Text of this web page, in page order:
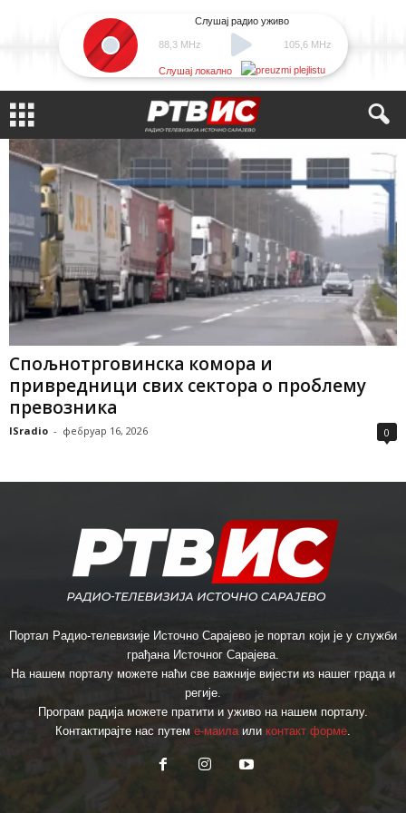
88,3 MHz
Слушај радио уживо
105,6 MHz
Слушај локално
Спољнотрговинска комора и
привредници свих сектора о проблему
превозника
ISradio - фебруар 16, 2026 0
Портал Радио-телевизије Источно Сарајево је портал који је у служби
грађана Источног Сарајева.
На нашем порталу можете наћи све важније вијести из нашег града и
регије.
Програм радија можете пратити и уживо на нашем порталу.
Контактирајте нас путем е-маилаили контакт форме.